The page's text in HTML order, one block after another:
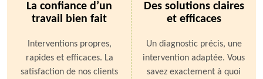
La confiance d’un
travail bien fait
Interventions propres,
rapides et efficaces. La
satisfaction de nos clients
Des solutions claires
et efficaces
Un diagnostic précis, une
intervention adaptée. Vous
savez exactement à quoi